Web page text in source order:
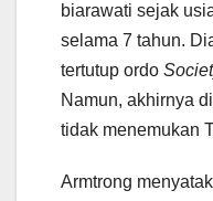
biarawati sejak
selama 7 tahun.
tertutup ordo
Namun, akhirnya
tidak menemukan
Armtrong